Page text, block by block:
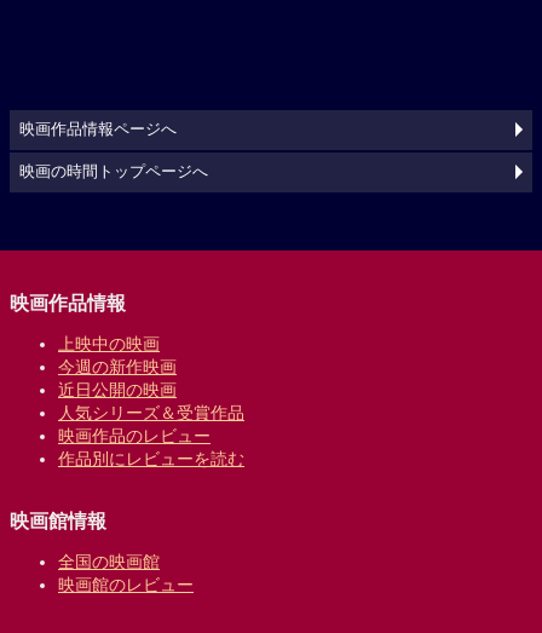
映画作品情報ページへ
映画の時間トップページへ
映画作品情報
上映中の映画
今週の新作映画
近日公開の映画
人気シリーズ＆受賞作品
映画作品のレビュー
作品別にレビューを読む
映画館情報
全国の映画館
映画館のレビュー